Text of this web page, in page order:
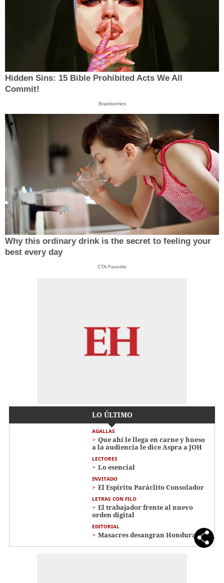
Hidden Sins: 15 Bible Prohibited Acts We All
Commit!
Brainberries
Why this ordinary drink is the secret to feeling your
best every day
CTA Favorite
LO ÚLTIMO
AGALLAS
Que ahí le llega en carne y hueso
a la audiencia le dice Aspra a JOH
LECTORES
Lo esencial
INVITADO
El Espíritu Paráclito Consolador
LETRAS CON FILO
El trabajador frente al nuevo
orden digital
EDITORIAL
Masacres desangran Honduras